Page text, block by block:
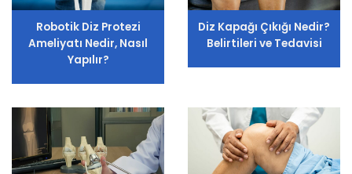
Robotik Diz Protezi
Ameliyatı Nedir, Nasıl
Yapılır?
Diz Kapağı Çıkığı Nedir?
Belirtileri ve Tedavisi